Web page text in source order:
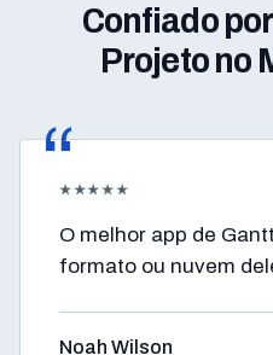
Confiado
Projeto no
★★★★★
O melhor app de
formato ou nuvem
Noah Wilson